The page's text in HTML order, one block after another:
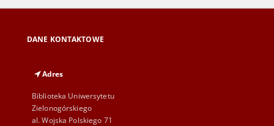
DANE KONTAKTOWE
Adres
Biblioteka Uniwersytetu
Zielonogórskiego
al. Wojska Polskiego 71